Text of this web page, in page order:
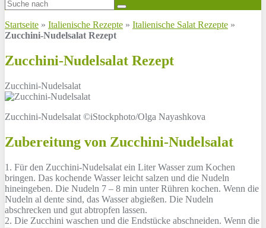
Startseite » Italienische Rezepte » Italienische Salat Rezepte »
Zucchini-Nudelsalat Rezept
Zucchini-Nudelsalat Rezept
Zucchini-Nudelsalat
Zucchini-Nudelsalat ©iStockphoto/Olga Nayashkova
Zubereitung von Zucchini-Nudelsalat
1. Für den Zucchini-Nudelsalat ein Liter Wasser zum Kochen
bringen. Das kochende Wasser leicht salzen und die Nudeln
hineingeben. Die Nudeln 7 – 8 min unter Rühren kochen. Wenn die
Nudeln al dente sind, das Wasser abgießen. Die Nudeln
abschrecken und gut abtropfen lassen.
2. Die Zucchini waschen und die Endstücke abschneiden. Wenn die